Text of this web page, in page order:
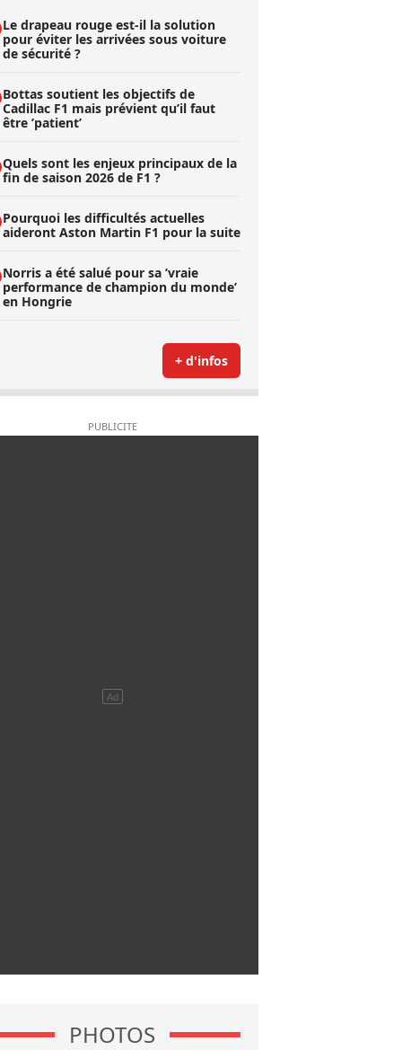
Le drapeau rouge est-il la solution
pour éviter les arrivées sous voiture
de sécurité ?
Bottas soutient les objectifs de
Cadillac F1 mais prévient qu’il faut
être ’patient’
Quels sont les enjeux principaux de la
fin de saison 2026 de F1 ?
Pourquoi les difficultés actuelles
aideront Aston Martin F1 pour la suite
Norris a été salué pour sa ’vraie
performance de champion du monde’
en Hongrie
+ d'infos
PHOTOS